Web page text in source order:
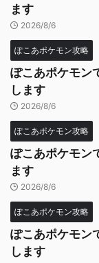
ます
2026/8/6
ぽこあポケモン攻略
ぽこあポケモン
します
2026/8/6
ぽこあポケモン攻略
ぽこあポケモン
ます
2026/8/6
ぽこあポケモン攻略
ぽこあポケモン
します